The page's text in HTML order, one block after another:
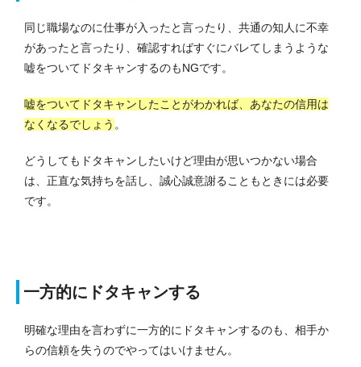
同じ職場なのに仕事が入ったと言ったり、共通の知人に不幸
があったと言ったり、確認すればすぐにバレてしまうような
嘘をついてドタキャンするのもNGです。
嘘をついてドタキャンしたことがわかれば、あなたの信用は
なくなるでしょう 。
どうしてもドタキャンしたいけど理由が思いつかない場合
は、正直な気持ちを話し、誠心誠意謝ることもときには必要
です。
一方的にドタキャンする
明確な理由を言わずに一方的にドタキャンするのも、相手か
らの信頼を失うのでやってはいけません。